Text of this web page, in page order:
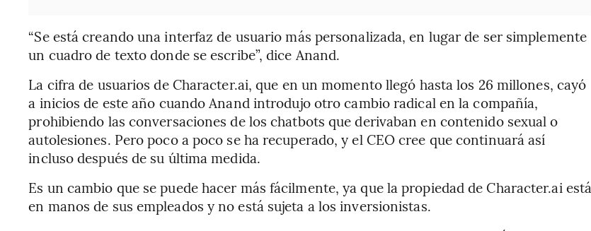
“Se está creando una interfaz de usuario más personalizada, en lugar de ser simplemente
un cuadro de texto donde se escribe”, dice Anand.
La cifra de usuarios de Character.ai, que en un momento llegó hasta los 26 millones, cayó
a inicios de este año cuando Anand introdujo otro cambio radical en la compañía,
prohibiendo las conversaciones de los chatbots que derivaban en contenido sexual o
autolesiones. Pero poco a poco se ha recuperado, y el CEO cree que continuará así
incluso después de su última medida.
Es un cambio que se puede hacer más fácilmente, ya que la propiedad de Character.ai está
en manos de sus empleados y no está sujeta a los inversionistas.